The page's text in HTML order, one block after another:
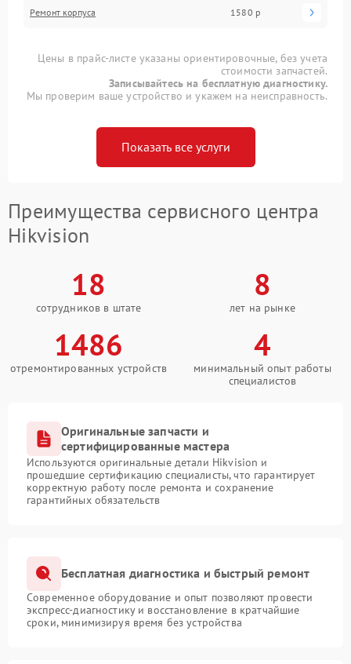
Ремонт корпуса 1580 р
Цены в прайс-листе указаны ориентировочные, без учета
стоимости запчастей.
Записывайтесь на бесплатную диагностику.
Мы проверим ваше устройство и укажем на неисправность.
Показать все услуги
Преимущества сервисного центра
Hikvision
18
сотрудников в штате
8
лет на рынке
1486
отремонтированных устройств
4
минимальный опыт работы
специалистов
Оригинальные запчасти и
сертифицированные мастера
Используются оригинальные детали Hikvision и
прошедшие сертификацию специалисты, что гарантирует
корректную работу после ремонта и сохранение
гарантийных обязательств
Бесплатная диагностика и быстрый ремонт
Современное оборудование и опыт позволяют провести
экспресс-диагностику и восстановление в кратчайшие
сроки, минимизируя время без устройства